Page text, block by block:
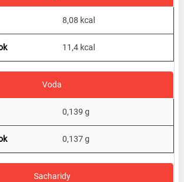
8,08 kcal
11,4 kcal
Voda
0,139 g
0,137 g
Sacharidy